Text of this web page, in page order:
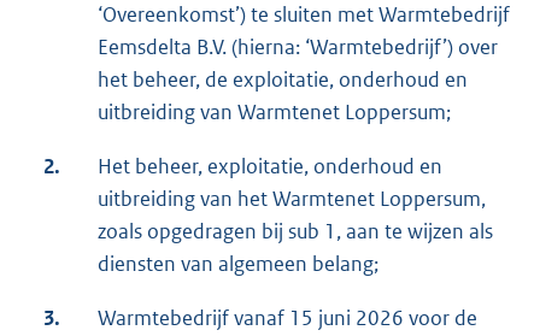
‘Overeenkomst’) te sluiten met Warmtebedrijf
Eemsdelta B.V. (hierna: ‘Warmtebedrijf’) over
het beheer, de exploitatie, onderhoud en
uitbreiding van Warmtenet Loppersum;
2.
Het beheer, exploitatie, onderhoud en
uitbreiding van het Warmtenet Loppersum,
zoals opgedragen bij sub 1, aan te wijzen als
diensten van algemeen belang;
3.
Warmtebedrijf vanaf 15 juni 2026 voor de